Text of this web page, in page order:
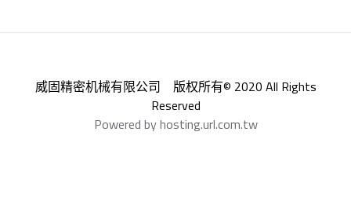
威固精密机械有限公司 版权所有© 2020 All Rights
Reserved
Powered by hosting.url.com.tw